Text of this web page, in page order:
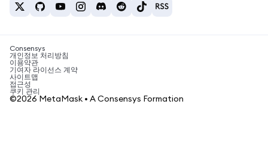
ETH를 USDT로 환전
USDT 매수
SHIB 매수
BNB 매수
암호화폐 세금 뉴스
암호화폐 매수 방법
비트코인 매도 방법
Consensys
개인정보 처리방침
이용약관
기여자 라이선스 계약
사이트맵
접근성
쿠키 관리
©2026 MetaMask • A Consensys Formation